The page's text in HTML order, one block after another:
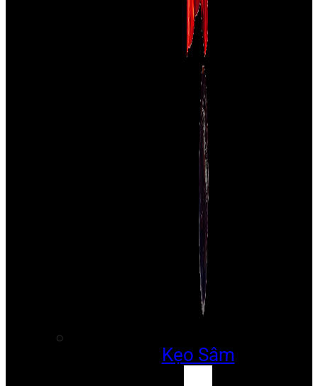
Kẹo Sâm